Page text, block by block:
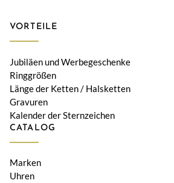
VORTEILE
Jubiläen und Werbegeschenke
Ringgrößen
Länge der Ketten / Halsketten
Gravuren
Kalender der Sternzeichen
CATALOG
Marken
Uhren